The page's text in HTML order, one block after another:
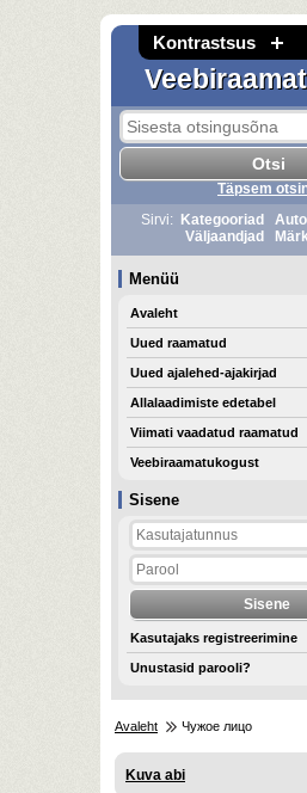
Kontrastsus
Sisene
Kasutajaks registreerimine
Unustasid parooli?
Täpsem
Sirvi:
Kategooriad
Väljaandjad
Menüü
Avaleht
Uued raamatud
Uued ajalehed-ajakirjad
Allalaadimiste edetabel
Viimati vaadatud raamatud
Veebiraamatukogust
Avaleht Чужое лицо
Kuva abi